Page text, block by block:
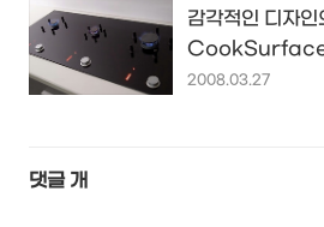
감각적인 디자
2008.03.27
댓글 개